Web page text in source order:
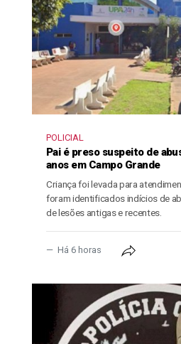
POLICIAL
Pai é preso suspeito de
anos em Campo Grande
Criança foi levada para
foram identificados indícios de
de lesões antigas e recentes.
Há 6 horas